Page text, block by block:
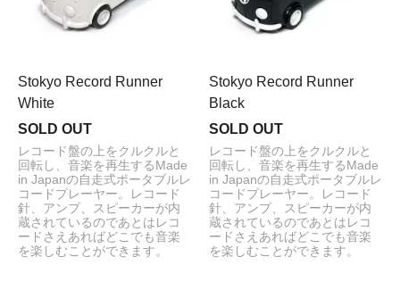
Stokyo Record Runner
White
SOLD OUT
レコード盤の上をクルクルと
回転し、音楽を再生するMade
in Japanの自走式ポータブルレ
コードプレーヤー。レコード
針、アンプ、スピーカーが内
蔵されているのであとはレコ
ードさえあればどこでも音楽
を楽しむことができます。
Stokyo Record Runner
Black
SOLD OUT
レコード盤の上をクルクルと
回転し、音楽を再生するMade
in Japanの自走式ポータブルレ
コードプレーヤー。レコード
針、アンプ、スピーカーが内
蔵されているのであとはレコ
ードさえあればどこでも音楽
を楽しむことができます。